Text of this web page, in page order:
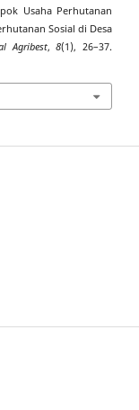
Usaha Perhutanan
Sosial di Desa
Agribest,8(1), 26–37.